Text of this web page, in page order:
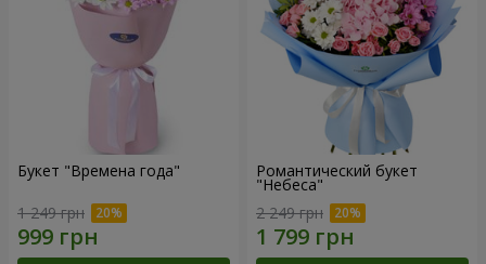
Букет "Времена года"
1 249 грн
Романтический букет
"Небеса"
2 249 грн